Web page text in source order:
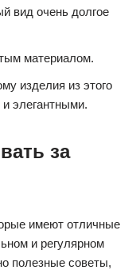
вид очень долгое
материалом.
изделия из этого
элегантными.
за
имеют отличные
и регулярном
полезные советы,